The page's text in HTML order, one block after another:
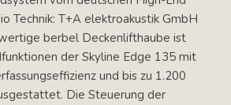
Technik: T+A elektroakustik GmbH
berbel Deckenlifthaube ist
der Skyline Edge 135 mit
und bis zu 1.200
Die Steuerung der